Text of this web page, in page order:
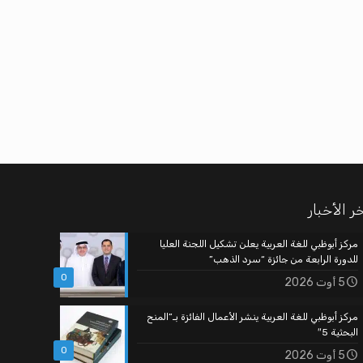
الأخبار
0
مركز أبوظبي للغة العربية يعلن تشكيل اللجنة العليا
للدورة الرابعة من جائزة “سرد الذهب”
5 أوت 2026
0
مركز أبوظبي للغة العربية ينشر الأعمال الفائزة بـ”المنح
البحثية 5″
5 أوت 2026